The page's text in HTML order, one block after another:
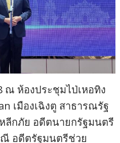
ณ ห้องประชุมไป่เหอทิง
เมืองเฉิงตู สาธารณรัฐ
กภัย อดีตนายกรัฐมนตรี
อดีตรัฐมนตรีช่วย